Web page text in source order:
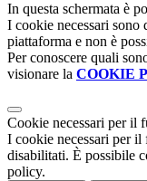
In questa schermata è
I cookie necessari
piattaforma e non è
Per conoscere quali
visionare la COOKIE
Cookie necessari per il
I cookie necessari per il
disabilitati. È possibile
policy.